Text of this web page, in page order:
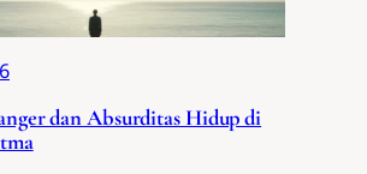
dan Absurditas Hidup di